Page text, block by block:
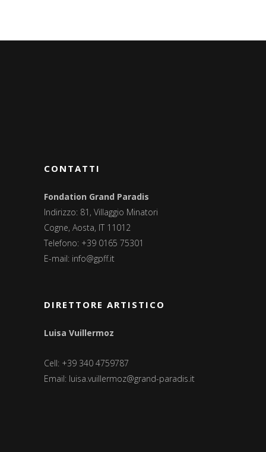
CONTATTI
Fondation Grand Paradis
Indirizzo: 81, Villaggio Minatori
Cogne, Aosta, IT 11012
Telefono: +39 0165 75301
E-mail: info@gpff.it
DIRETTORE ARTISTICO
Luisa Vuillermoz
Cell: +39 340 4759787
Email: luisa.vuillermoz@grand-paradis.it